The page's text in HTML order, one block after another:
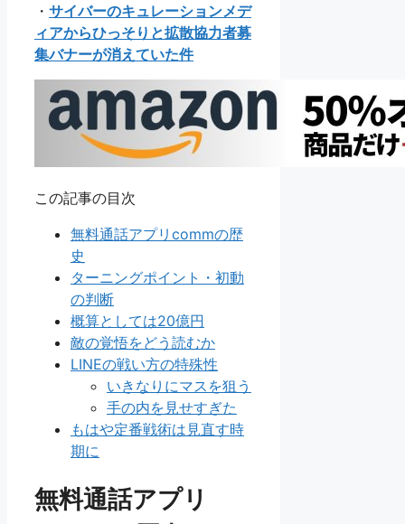
・ サイバーのキュレーションメデ
ィアからひっそりと拡散協力者募
集バナーが消えていた件
この記事の目次
無料通話アプリcommの歴
史
ターニングポイント・初動
の判断
概算としては20億円
敵の覚悟をどう読むか
LINEの戦い方の特殊性
いきなりにマスを狙う
手の内を見せすぎた
もはや定番戦術は見直す時
期に
無料通話アプリ